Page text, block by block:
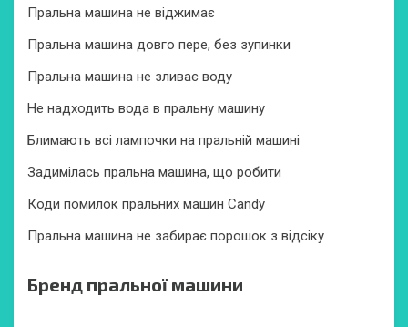
Пральна машина не віджимає
Пральна машина довго пере, без зупинки
Пральна машина не зливає воду
Не надходить вода в пральну машину
Блимають всі лампочки на пральній машині
Задимілась пральна машина, що робити
Коди помилок пральних машин Candy
Пральна машина не забирає порошок з відсіку
Бренд пральної машини